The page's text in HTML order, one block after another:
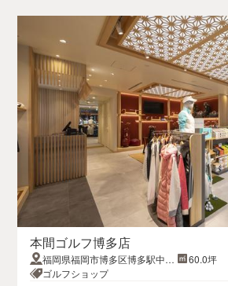
本間ゴルフ博多店
福岡県福岡市博多区博多駅中央
街8-27第16岡部ビル１階
60.0坪
ゴルフショップ